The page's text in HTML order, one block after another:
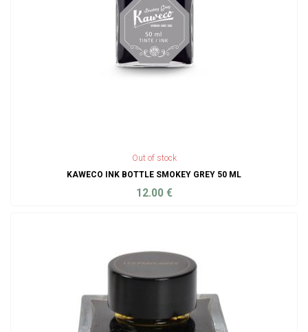
Out of stock
KAWECO INK BOTTLE SMOKEY GREY 50 ML
12.00 €